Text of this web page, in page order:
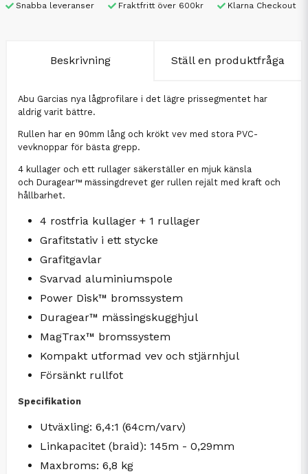
Snabba leveranser Fraktfritt över 600kr Klarna Checkout
Beskrivning Ställ en produktfråga
Abu Garcias nya lågprofilare i det lägre prissegmentet har
aldrig varit bättre.
Rullen har en 90mm lång och krökt vev med stora PVC-
vevknoppar för bästa grepp.
4 kullager och ett rullager säkerställer en mjuk känsla
och Duragear™ mässingdrevet ger rullen rejält med kraft och
hållbarhet.
4 rostfria kullager + 1 rullager
Grafitstativ i ett stycke
Grafitgavlar
Svarvad aluminiumspole
Power Disk™ bromssystem
Duragear™ mässingskugghjul
MagTrax™ bromssystem
Kompakt utformad vev och stjärnhjul
Försänkt rullfot
Specifikation
Utväxling: 6,4:1 (64cm/varv)
Linkapacitet (braid): 145m - 0,29mm
Maxbroms: 6,8 kg